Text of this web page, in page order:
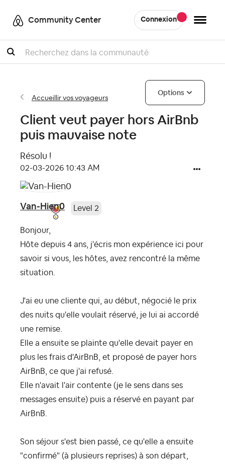
Community Center Connexion
Recherche
Accueillir vos voyageurs
Options
Client veut payer hors AirBnb
puis mauvaise note
Résolu !
‎02-03-2026 10:43 AM
Van-Hien0 Level 2
Bonjour,
Hôte depuis 4 ans, j'écris mon expérience ici pour
savoir si vous, les hôtes, avez rencontré la même
situation.
J'ai eu une cliente qui, au début, négocié le prix
des nuits qu'elle voulait réservé, je lui ai accordé
une remise.
Elle a ensuite se plainte qu'elle devait payer en
plus les frais d'AirBnB, et proposé de payer hors
AirBnB, ce que j'ai refusé.
Elle n'avait l'air contente (je le sens dans ses
messages ensuite) puis a réservé en payant par
AirBnB.
Son séjour s'est bien passé, ce qu'elle a ensuite
"confirmé" (à plusieurs reprises) à son départ,